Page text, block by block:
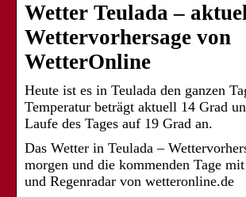
Wetter Teulada –
Wettervorhersage von
WetterOnline
Heute ist es in Teulada den ganzen
Temperatur beträgt aktuell 14 Grad
Laufe des Tages auf 19 Grad an.
Das Wetter in Teulada –
morgen und die kommenden Tage
und Regenradar von wetteronline.de